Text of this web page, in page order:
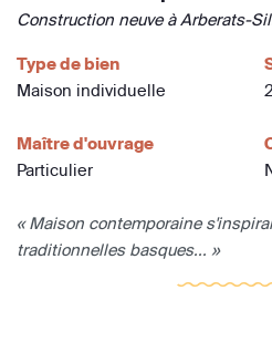
Construction neuve à Arberats-
Type de bien
Maison individuelle
Maître d'ouvrage
Particulier
« Maison contemporaine
traditionnelles basques... »